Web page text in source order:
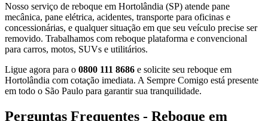
Nosso serviço de reboque em Hortolândia (SP) atende pane
mecânica, pane elétrica, acidentes, transporte para oficinas e
concessionárias, e qualquer situação em que seu veículo precise ser
removido. Trabalhamos com reboque plataforma e convencional
para carros, motos, SUVs e utilitários.
Ligue agora para o 0800 111 8686 e solicite seu reboque em
Hortolândia com cotação imediata. A Sempre Comigo está presente
em todo o São Paulo para garantir sua tranquilidade.
Perguntas Frequentes - Reboque em